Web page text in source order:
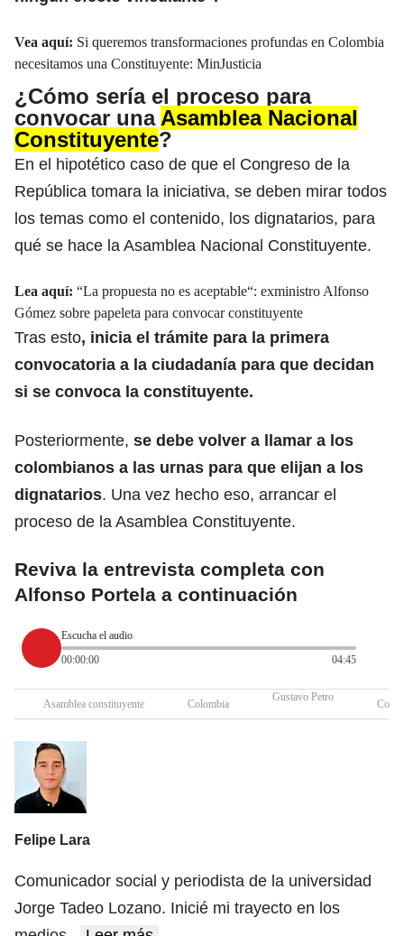
Vea aquí: Si queremos transformaciones profundas en Colombia
necesitamos una Constituyente: MinJusticia
¿Cómo sería el proceso para
convocar una Asamblea Nacional
Constituyente?
En el hipotético caso de que el Congreso de la
República tomara la iniciativa, se deben mirar todos
los temas como el contenido, los dignatarios, para
qué se hace la Asamblea Nacional Constituyente.
Lea aquí: “La propuesta no es aceptable“: exministro Alfonso
Gómez sobre papeleta para convocar constituyente
Tras esto, inicia el trámite para la primera
convocatoria a la ciudadanía para que decidan
si se convoca la constituyente.
Posteriormente, se debe volver a llamar a los
colombianos a las urnas para que elijan a los
dignatarios. Una vez hecho eso, arrancar el
proceso de la Asamblea Constituyente.
Reviva la entrevista completa con
Alfonso Portela a continuación
Escucha el audio
00:00:00
04:45
Asamblea constituyente Colombia
Gustavo Petro
Felipe Lara
Comunicador social y periodista de la universidad
Jorge Tadeo Lozano. Inicié mi trayecto en los